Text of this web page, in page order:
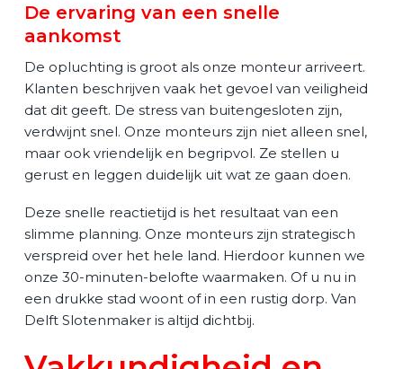
De ervaring van een snelle
aankomst
De opluchting is groot als onze monteur arriveert.
Klanten beschrijven vaak het gevoel van veiligheid
dat dit geeft. De stress van buitengesloten zijn,
verdwijnt snel. Onze monteurs zijn niet alleen snel,
maar ook vriendelijk en begripvol. Ze stellen u
gerust en leggen duidelijk uit wat ze gaan doen.
Deze snelle reactietijd is het resultaat van een
slimme planning. Onze monteurs zijn strategisch
verspreid over het hele land. Hierdoor kunnen we
onze 30-minuten-belofte waarmaken. Of u nu in
een drukke stad woont of in een rustig dorp. Van
Delft Slotenmaker is altijd dichtbij.